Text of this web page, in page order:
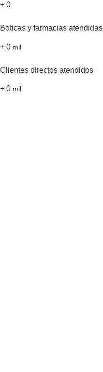
+ 0
Boticas y farmacias atendidas
+ 0 mil
Clientes directos atendidos
+ 0 mil